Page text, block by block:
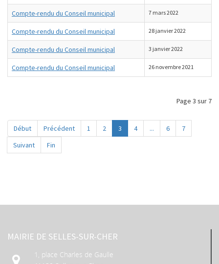
Compte-rendu du Conseil municipal 7 mars 2022
Compte-rendu du Conseil municipal 28 janvier 2022
Compte-rendu du Conseil municipal 3 janvier 2022
Compte-rendu du Conseil municipal 26 novembre 2021
Page 3 sur 7
Début Précédent 1 2 3 4 ... 6
7
Suivant
Fin
MAIRIE DE SELLES-SUR-CHER
1, place Charles de Gaulle